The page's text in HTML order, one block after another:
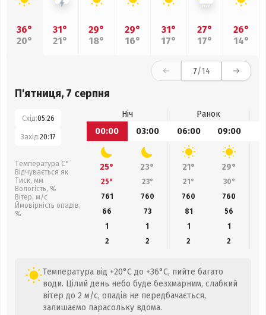
36°
20°
31°
21°
29°
18°
29°
16°
31°
17°
27°
17°
26°
14°
7/14
П'ятниця, 7 серпня
Схід:05:26
Захід:20:17
Температура С°
Відчувається як
Тиск, мм
Вологість, %
Вітер, м/с
Ймовірність опадів,
%
Ніч
Ранок
00:00
03:00 06:00 09:00
25° 23° 21° 29°
25° 23° 21° 30°
761
760 760 760
66
73 81 56
1
1 1
1
2
2 2 2
Температура від +20°C до +36°C, пийте багато
води. Цілий день небо буде безхмарним, слабкий
вітер до 2 м/с, опадів не передбачається,
залишаємо парасольку вдома.